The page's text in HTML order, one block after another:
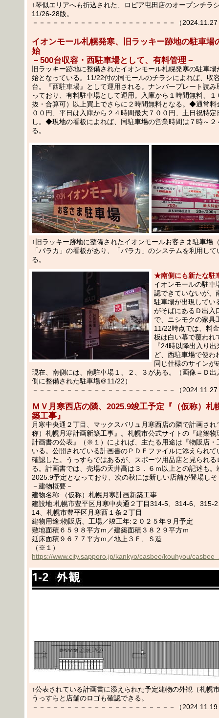
↑琴似エリアへも折込された、ロピア屯田店のオープンチラ
11/26-28版。
－－－－－－－－－－－－－－－－－－－－－（
イオンモール札幌発寒、旧ラッキー跡地の駐車場
始
－500台収容・西駐車場として、有料管理－
旧ラッキー跡地に整備されたイオンモール札幌発寒の駐車
始となっている。11/22付の同モールのチラシによれば、収
台。『西駐車場』として運用される。ナンバープレート読み
っており、有料駐車場として運用。入庫から１時間無料、１
抜・合算可）以上買上でさらに２時間無料となる。◆通常料
００円、平日は入庫から２４時間最大７００円、土日祝特
し。◆現地の看板によれば、同駐車場の営業時間は７時～２
る。
↑旧ラッキー跡地に整備されたイオンモールお客さま駐車場
「パラカ」の看板があり、「パラカ」のシステムを利用し
る。
★南側にも新たな駐
イオンモールの駐車
認できていないが、
駐車場が出現してい
がそばにあるＤ出入
で、ニシモクの家具
11/22時点では、料
板は白い幕で覆われ
『24時以降出入り
ど、西駐車場で使わ
同じ仕様のサイン
現在、南側には、南駐車場１、２、３がある。（画像＝Ｄ出
側に整備された駐車場＠11/22）
－－－－－－－－－－－－－－－－－－－－－（
ＭＶ月寒西店の隣、2025.9竣工予定『（仮称）札
築工事』
月寒中央通２丁目、マックスバリュ月寒西店の隣で計画され
称）札幌月寒計画新築工事』。札幌市公式サイトの『建築
計画書の公表』（※１）によれば、主たる用途は『物販店・
いる。公開されている計画書のＰＤＦファイルに添えられて
確認した。うっすらではあるが、スポーツ用品店と見られる
る。計画書では、売場の天井高は３．６ｍ以上との記述も。
2025.9予定となっており、次の秋には新しい店舗が登場し
－建物概要－
建物名称:（仮称）札幌月寒計画新築工事
建設地:札幌市豊平区月寒中央通２丁目314-5、314-6、315-
14、札幌市豊平区月寒西１条２丁目
建物用途:物販店、工場／竣工年:２０２５年９月予定
敷地面積６５９８平方ｍ／建築面積３８２９平方ｍ
延床面積９６７７平方ｍ／地上３Ｆ、Ｓ造
（※１）
https://www.city.sapporo.jp/kankyo/casbee/kouhyou/
↑公表されている計画書に添えられた予定建物の外観（札幌
うっすらと店舗のロゴも確認できる。
－－－－－－－－－－－－－－－－－－－－－（